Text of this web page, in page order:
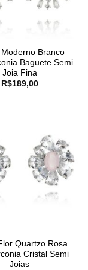
Branco
Baguete Semi
Joia Fina
R$189,00
Quartzo Rosa
Cristal Semi
Joias